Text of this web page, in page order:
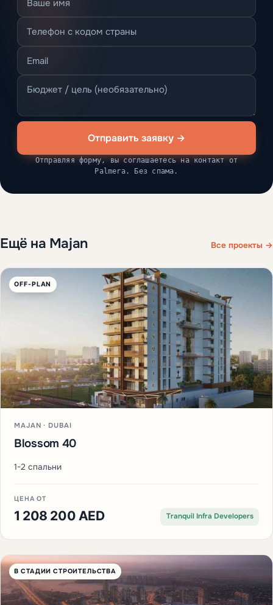
Отправить заявку →
Отправляя форму, вы соглашаетесь на контакт от
Palmera. Без спама.
Ещё на Majan Все проекты →
OFF-PLAN
MAJAN · DUBAI
Blossom 40
1-2 спальни
ЦЕНА ОТ
1 208 200 AED Tranquil Infra Developers
В СТАДИИ СТРОИТЕЛЬСТВА